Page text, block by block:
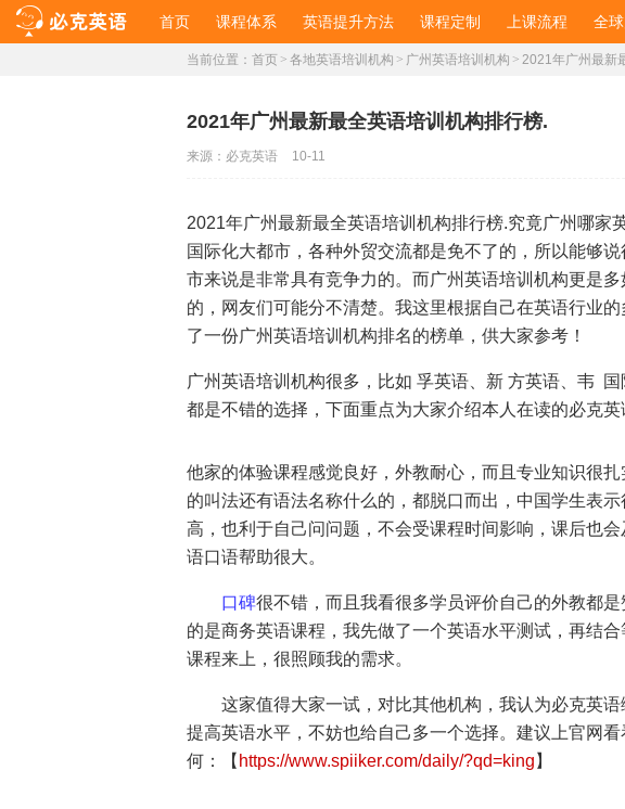
首页 课程体系 英语提升方法 课程定制 上课流程 全
当前位置： 首页 > 各地英语培训机构 > 广州英语培训机构 > 2021年广州最新
2021年广州最新最全英语培训机构排行榜.
来源： 必克英语 10-11
2021年广州最新最全英语培训机构排行榜.究竟广州哪家
国际化大都市，各种外贸交流都是免不了的，所以能够
市来说是非常具有竞争力的。而广州英语培训机构更是
的，网友们可能分不清楚。我这里根据自己在英语行业
了一份广州英语培训机构排名的榜单，供大家参考！
广州英语培训机构很多，比如 孚英语、新 方英语、韦
都是不错的选择，下面重点为大家介绍本人在读的必克英
他家的体验课程感觉良好，外教耐心，而且专业知识很
的叫法还有语法名称什么的，都脱口而出，中国学生表
高，也利于自己问问题，不会受课程时间影响，课后也
语口语帮助很大。
口碑很不错，而且我看很多学员评价自己的外教都
的是商务英语课程，我先做了一个英语水平测试，再结
课程来上，很照顾我的需求。
这家值得大家一试，对比其他机构，我认为必克英语
提高英语水平，不妨也给自己多一个选择。建议上官网
何：【 https://www.spiiker.com/daily/?qd=king 】